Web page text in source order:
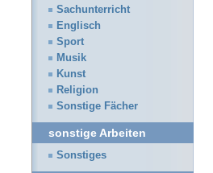
Sachunterricht
Englisch
Sport
Musik
Kunst
Religion
Sonstige Fächer
sonstige Arbeiten
Sonstiges